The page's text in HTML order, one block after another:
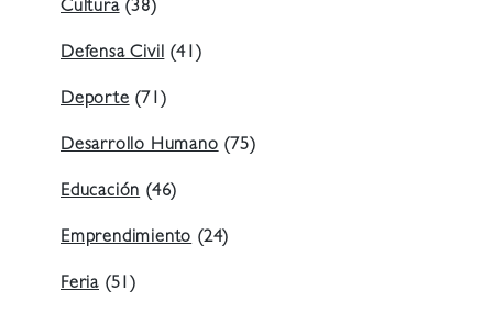
Cultura(38)
Defensa Civil(41)
Deporte(71)
Desarrollo Humano(75)
Educación(46)
Emprendimiento(24)
Feria (51)